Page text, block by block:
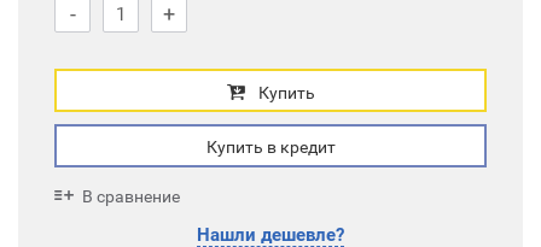
- +
Купить
Купить в кредит
В сравнение
Нашли дешевле?